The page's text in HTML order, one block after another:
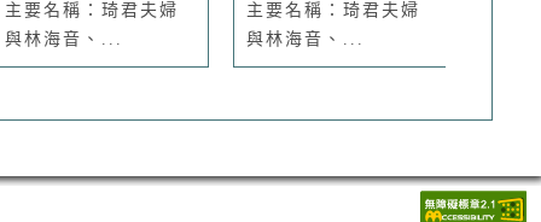
主要名稱：琦君夫婦
與林海音、...
主要名稱：琦君夫婦
與林海音、...